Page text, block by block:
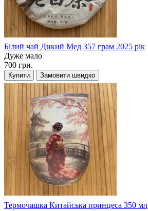
Білий чай Дикий Мед 357 грам 2025 рік
Дуже мало
700 грн.
Купити Замовити швидко
Термочашка Китайська принцеса 350 мл